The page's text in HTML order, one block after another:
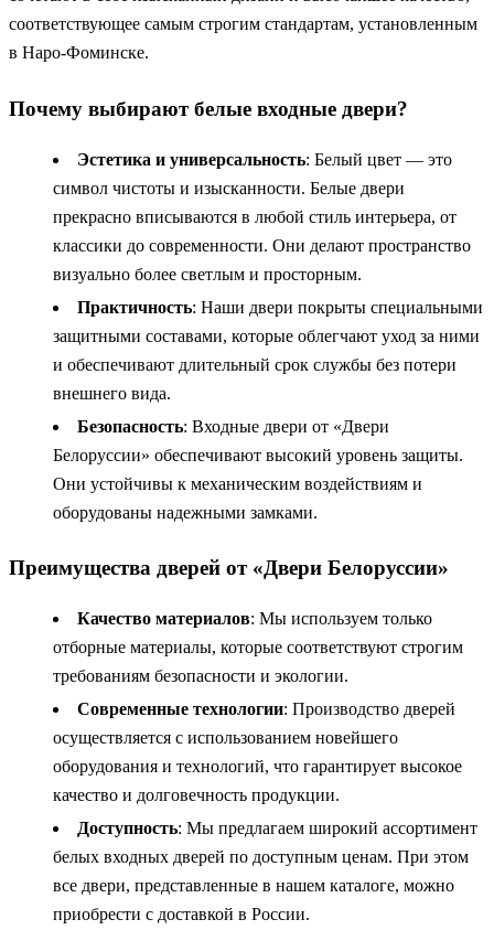
соответствующее самым строгим стандартам, установленным
в Наро-Фоминске.
Почему выбирают белые входные двери?
Эстетика и универсальность: Белый цвет — это
символ чистоты и изысканности. Белые двери
прекрасно вписываются в любой стиль интерьера, от
классики до современности. Они делают пространство
визуально более светлым и просторным.
Практичность: Наши двери покрыты специальными
защитными составами, которые облегчают уход за ними
и обеспечивают длительный срок службы без потери
внешнего вида.
Безопасность: Входные двери от «Двери
Белоруссии» обеспечивают высокий уровень защиты.
Они устойчивы к механическим воздействиям и
оборудованы надежными замками.
Преимущества дверей от «Двери Белоруссии»
Качество материалов: Мы используем только
отборные материалы, которые соответствуют строгим
требованиям безопасности и экологии.
Современные технологии: Производство дверей
осуществляется с использованием новейшего
оборудования и технологий, что гарантирует высокое
качество и долговечность продукции.
Доступность: Мы предлагаем широкий ассортимент
белых входных дверей по доступным ценам. При этом
все двери, представленные в нашем каталоге, можно
приобрести с доставкой в России.